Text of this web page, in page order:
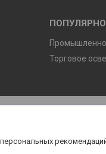
Торговое